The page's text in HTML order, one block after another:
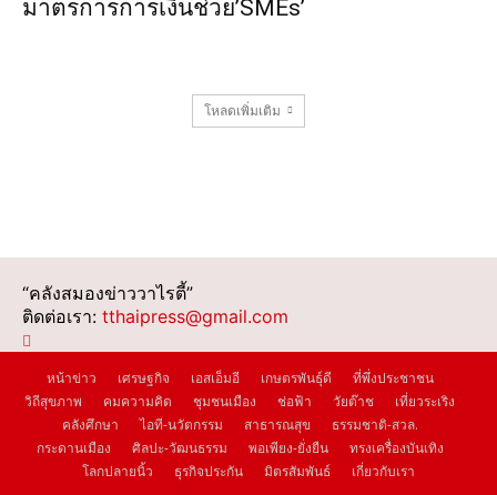
มาตรการการเงินช่วย’SMEs’
โหลดเพิ่มเติม
“คลังสมองข่าววาไรตี้”
ติดต่อเรา: tthaipress@gmail.com
หน้าข่าว เศรษฐกิจ เอสเอ็มอี เกษตรพันธุ์ดี
ที่พึ่งประชาชน
วิถีสุขภาพ
คมความคิด ชุมชนเมือง ช่อฟ้า วัยต๊าช
เที่ยวระเริง
คลังศึกษา
ไอที-นวัตกรรม สาธารณสุข
ธรรมชาติ-สวล.
กระดานเมือง
ศิลปะ-วัฒนธรรม พอเพียง-ยั่งยืน
ทรงเครื่องบันเทิง
โลกปลายนิ้ว
ธุรกิจประกัน มิตรสัมพันธ์ เกี่ยวกับเรา